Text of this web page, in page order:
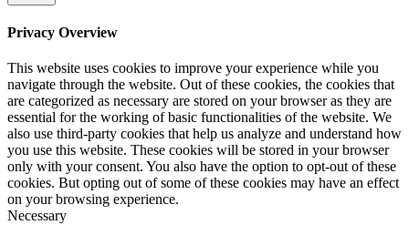
Privacy Overview
This website uses cookies to improve your experience while you
navigate through the website. Out of these cookies, the cookies that
are categorized as necessary are stored on your browser as they are
essential for the working of basic functionalities of the website. We
also use third-party cookies that help us analyze and understand how
you use this website. These cookies will be stored in your browser
only with your consent. You also have the option to opt-out of these
cookies. But opting out of some of these cookies may have an effect
on your browsing experience.
Necessary